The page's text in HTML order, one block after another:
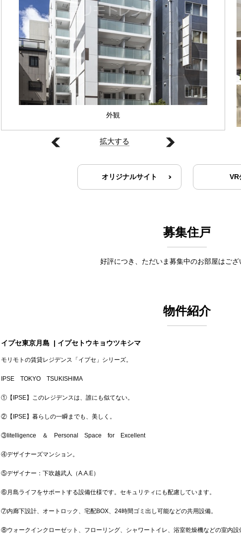
拡大する
外観
オリジナルサイト VR
募集住戸
好評につき、ただいま募集中のお部屋はござ
物件紹介
イプセ東京月島 | イプセトウキョウツキシマ
モリモトの賃貸レジデンス「イプセ」シリーズ。
IPSE TOKYO TSUKISHIMA
①【IPSE】このレジデンスは、誰にも似てない。
②【IPSE】暮らしの一瞬までも、美しく。
③Iitelligence ＆ Personal Space for Excellent
④デザイナーズマンション。
⑤デザイナー：下吹越武人（A.A.E）
⑥月島ライフをサポートする設備仕様です。セキュリティにも配慮しています。
⑦内廊下設計、オートロック、宅配BOX、24時間ゴミ出し可能などの共用設備。
⑧ウォークインクローゼット、フローリング、シャワートイレ、浴室乾燥機などの室内設